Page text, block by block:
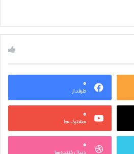
۰
طرفدار
۰
مشترک ها
۰